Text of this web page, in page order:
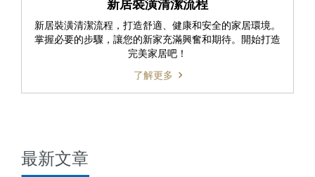
新居裝潢清潔流程
新居裝潢清潔流程，打造舒適、健康和安全的家居環境。
掌握必要的步驟，讓您的新家充滿興奮和期待。開始打造
完美家居吧！
了解更多
最新文章